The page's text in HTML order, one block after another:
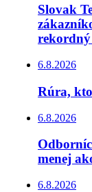
Slovak
rekordný
6.8.2026
Rúra,
6.8.2026
menej
6.8.2026